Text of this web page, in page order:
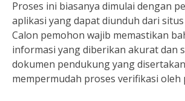
Proses ini biasanya dimulai dengan
aplikasi yang dapat diunduh dari
Calon pemohon wajib memastikan
informasi yang diberikan akurat dan
dokumen pendukung yang
mempermudah proses verifikasi oleh